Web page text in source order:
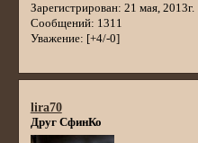
Зарегистрирован: 21 мая, 2013г.
Сообщений: 1311
Уважение: [+4/-0]
lira70
Друг СфинКо